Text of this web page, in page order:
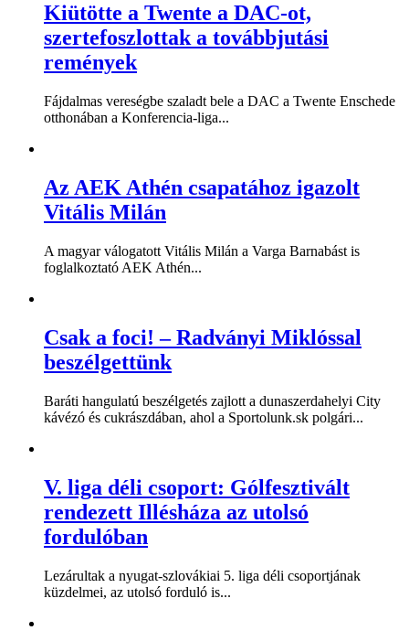
Kiütötte a Twente a DAC-ot,
szertefoszlottak a továbbjutási
remények
Fájdalmas vereségbe szaladt bele a DAC a Twente Enschede
otthonában a Konferencia-liga...
Az AEK Athén csapatához igazolt
Vitális Milán
A magyar válogatott Vitális Milán a Varga Barnabást is
foglalkoztató AEK Athén...
Csak a foci! – Radványi Miklóssal
beszélgettünk
Baráti hangulatú beszélgetés zajlott a dunaszerdahelyi City
kávézó és cukrászdában, ahol a Sportolunk.sk polgári...
V. liga déli csoport: Gólfesztivált
rendezett Illésháza az utolsó
fordulóban
Lezárultak a nyugat-szlovákiai 5. liga déli csoportjának
küzdelmei, az utolsó forduló is...